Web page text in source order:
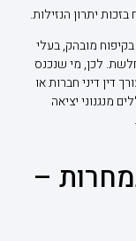
יתרון הנזילות.
מובהק, בעלי
לכן, מי שנכנס
דין דיני חברות או
מנגנוני יציאה
–